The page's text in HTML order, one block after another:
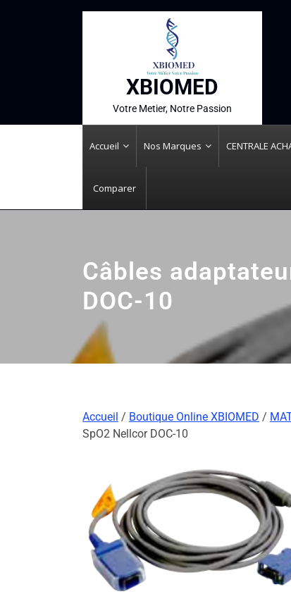
XBIOMED
Votre Metier, Notre Passion
Accueil Nos Marques CENTRALE
Comparer
Câbles
DOC-10
Accueil / Boutique Online XBIOMED /
SpO2 Nellcor DOC-10